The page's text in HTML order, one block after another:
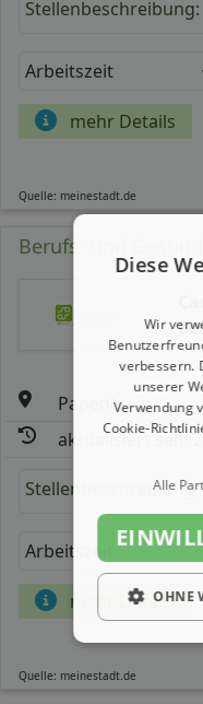
Stellenbeschreibung:
Arbeitszeit
mehr Details
Quelle: meinestadt.de
Berufs- und
Papenburg
aktualisiert seit:
Stellenbeschreibung:
Arbeitszeit
mehr Details
Quelle: meinestadt.de
Diese
Wir
verbessern.
unserer
Verwendung
Cookie-
Alle
OHNE